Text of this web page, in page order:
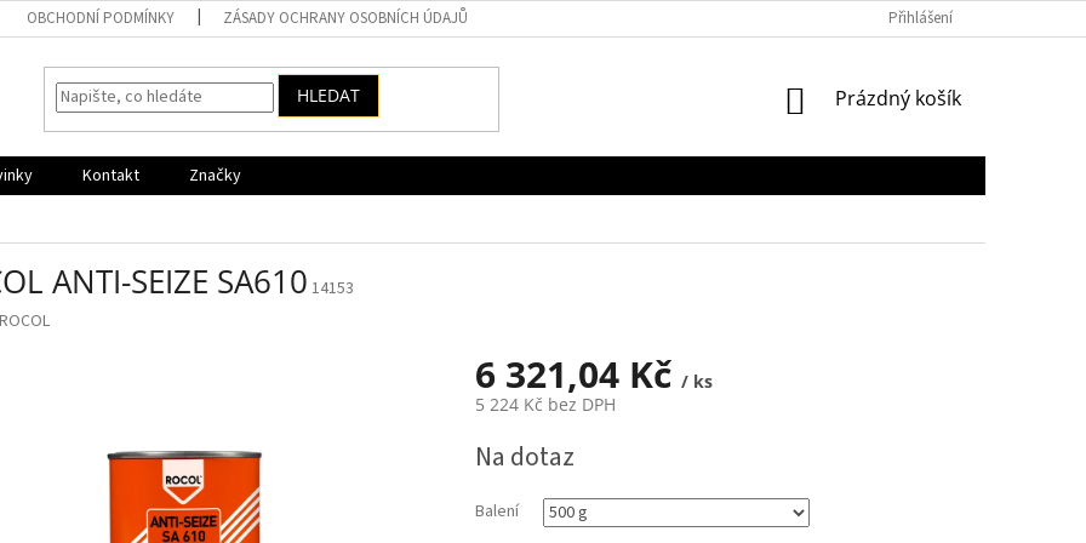
OBCHODNÍ PODMÍNKY ZÁSADY OCHRANY OSOBNÍCH ÚDAJŮ Přihlášení
HLEDAT
NÁKUPNÍ
Prázdný košík
Kontakt Značky
ANTI-SEIZE SA610 14153
ROCOL
6 321,04 Kč / ks
5 224 Kč bez DPH
cena:
Na dotaz
Balení